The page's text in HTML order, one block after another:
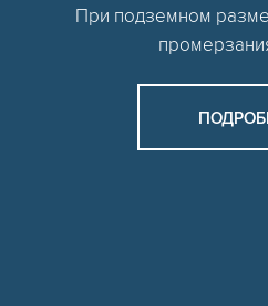
При подземном